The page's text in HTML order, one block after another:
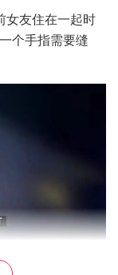
女友住在一起时
个手指需要缝
于原作者